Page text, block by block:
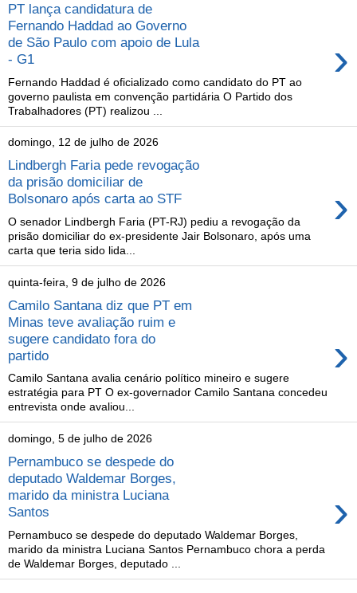
PT lança candidatura de
Fernando Haddad ao Governo
de São Paulo com apoio de Lula
- G1
›
Fernando Haddad é oficializado como candidato do PT ao
governo paulista em convenção partidária O Partido dos
Trabalhadores (PT) realizou ...
domingo, 12 de julho de 2026
Lindbergh Faria pede revogação
da prisão domiciliar de
Bolsonaro após carta ao STF
›
O senador Lindbergh Faria (PT-RJ) pediu a revogação da
prisão domiciliar do ex-presidente Jair Bolsonaro, após uma
carta que teria sido lida...
quinta-feira, 9 de julho de 2026
Camilo Santana diz que PT em
Minas teve avaliação ruim e
sugere candidato fora do
partido
›
Camilo Santana avalia cenário político mineiro e sugere
estratégia para PT O ex-governador Camilo Santana concedeu
entrevista onde avaliou...
domingo, 5 de julho de 2026
Pernambuco se despede do
deputado Waldemar Borges,
marido da ministra Luciana
Santos
›
Pernambuco se despede do deputado Waldemar Borges,
marido da ministra Luciana Santos Pernambuco chora a perda
de Waldemar Borges, deputado ...